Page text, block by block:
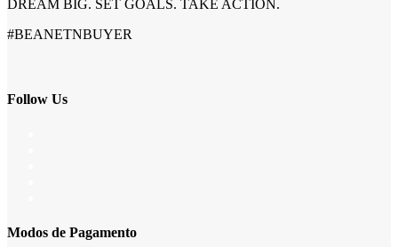
DREAM BIG. SET GOALS. TAKE ACTION.
#BEANETNBUYER
Follow Us
Modos de Pagamento